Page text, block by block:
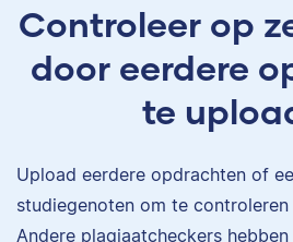
Controleer op
door eerdere
te
Upload eerdere opdrachten of
studiegenoten om te
Andere plagiaatcheckers